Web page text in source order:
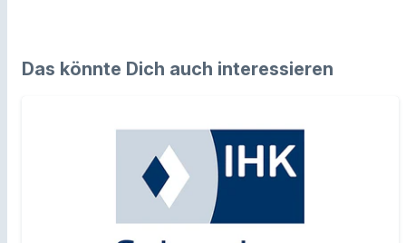
Das könnte Dich auch interessieren